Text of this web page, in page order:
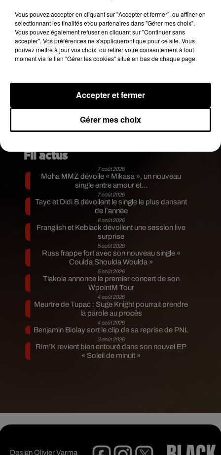
Publié : 10 juillet 2018 à 13h34 par Bertrand
Fil actus
7 août 2026
Moha MMZ dévoile « Mikasa », un nouveau
single entre amour et...
7 août 2026
Tayc et Didi B dévoilent le single le plus dansant
de l’année
6 août 2026
Franglish et Keblack dévoilent une session live
surprise
5 août 2026
Russ frappe fort avec son nouveau single «
Coulda Shoulda Woulda »
5 août 2026
Tiakola annonce le premier concert de son
WpointM Tour
4 août 2026
Meurtre de Tupac : Suge Knight pourrait prendre
la parole au procès
4 août 2026
Benjamin Biolay sort le clip de sa reprise de PNL
3 août 2026
Rim’K revient bien entouré dans son nouvel EP
« Soleil de minuit »
DesignOlivier Varma
Vous pouvez accepter en cliquant sur "Accepter et fermer", ou affiner en
sélectionnant les finalités et/ou partenaires dans "Gérer mes choix".
Vous pouvez également refuser en cliquant sur "Continuer sans
accepter". Vos préférences ne s'appliqueront que pour ce site. Vous
pouvez mettre à jour vos choix, ou retirer votre consentement à tout
moment via le lien "Gérer les cookies" situé en bas de chaque page.
Gérer mes choix
Accepter et fermer